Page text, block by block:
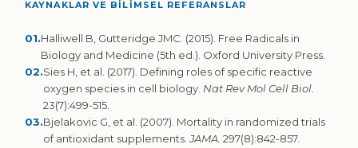
KAYNAKLAR VE BİLİMSEL REFERANSLAR
01.Halliwell B, Gutteridge JMC. (2015). Free Radicals in
Biology and Medicine (5th ed.). Oxford University Press.
02.Sies H, et al. (2017). Defining roles of specific reactive
oxygen species in cell biology. Nat Rev Mol Cell Biol.
23(7):499-515.
03.Bjelakovic G, et al. (2007). Mortality in randomized trials
of antioxidant supplements.JAMA. 297(8):842-857.